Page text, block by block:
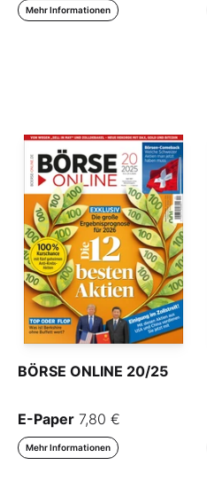
Mehr Informationen
BÖRSE ONLINE 20/25
E-Paper 7,80 €
Mehr Informationen